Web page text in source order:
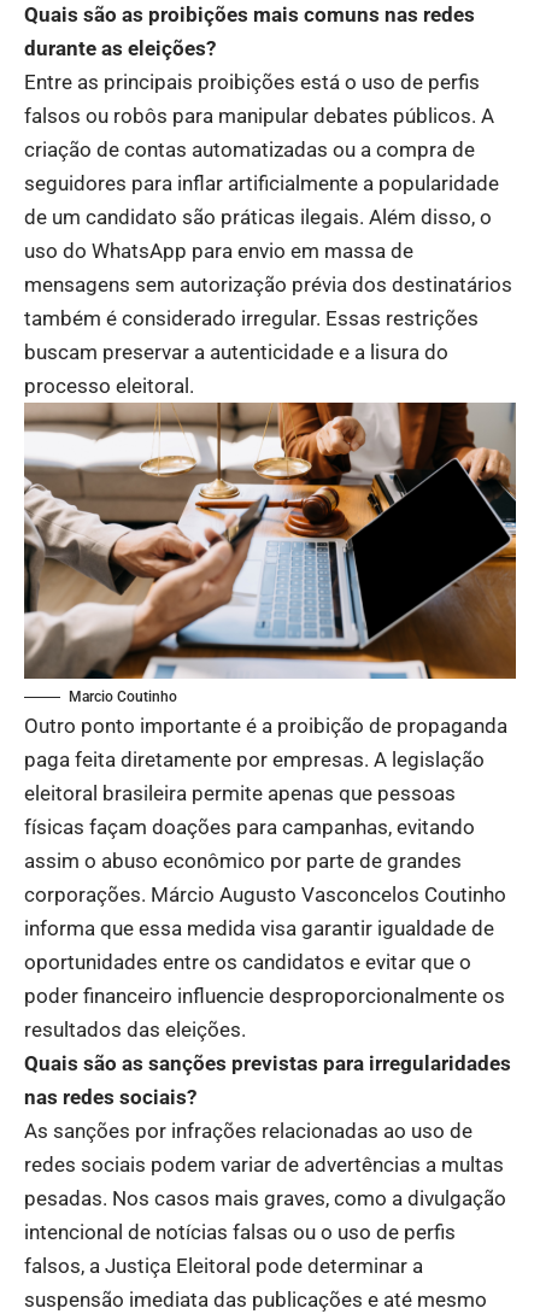
Quais são as proibições mais comuns nas redes
durante as eleições?
Entre as principais proibições está o uso de perfis
falsos ou robôs para manipular debates públicos. A
criação de contas automatizadas ou a compra de
seguidores para inflar artificialmente a popularidade
de um candidato são práticas ilegais. Além disso, o
uso do WhatsApp para envio em massa de
mensagens sem autorização prévia dos destinatários
também é considerado irregular. Essas restrições
buscam preservar a autenticidade e a lisura do
processo eleitoral.
Marcio Coutinho
Outro ponto importante é a proibição de propaganda
paga feita diretamente por empresas. A legislação
eleitoral brasileira permite apenas que pessoas
físicas façam doações para campanhas, evitando
assim o abuso econômico por parte de grandes
corporações. Márcio Augusto Vasconcelos Coutinho
informa que essa medida visa garantir igualdade de
oportunidades entre os candidatos e evitar que o
poder financeiro influencie desproporcionalmente os
resultados das eleições.
Quais são as sanções previstas para irregularidades
nas redes sociais?
As sanções por infrações relacionadas ao uso de
redes sociais podem variar de advertências a multas
pesadas. Nos casos mais graves, como a divulgação
intencional de notícias falsas ou o uso de perfis
falsos, a Justiça Eleitoral pode determinar a
suspensão imediata das publicações e até mesmo